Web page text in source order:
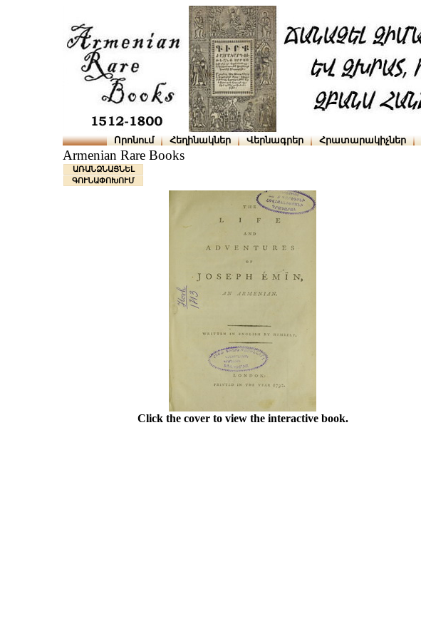
Որոնում Հեղինակներ Վերնագրեր Հրատարակիչներ
Armenian Rare Books
ԱՌԱՆՁՆԱՑՆԵԼ
ԳՈՒՆԱՓՈԽՈՒՄ
Click the cover to view the interactive book.